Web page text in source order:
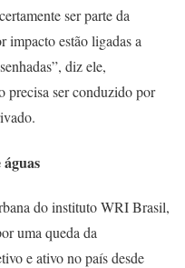
ser parte da
impacto estão ligadas a
diz ele,
precisa ser conduzido por
do instituto WRI Brasil,
uma queda da
e ativo no país desde